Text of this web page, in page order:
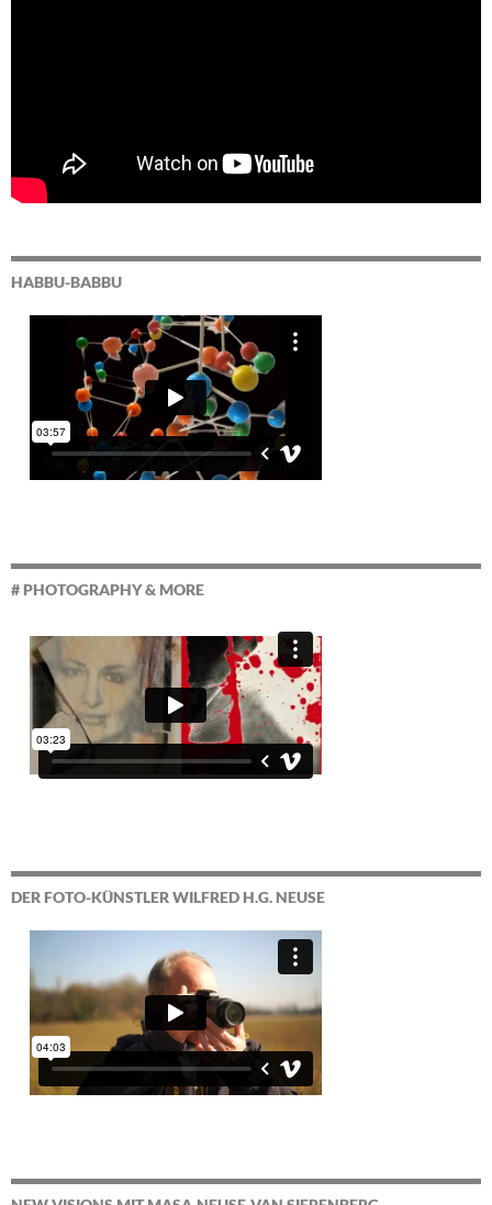
HABBU-BABBU
# PHOTOGRAPHY & MORE
DER FOTO-KÜNSTLER WILFRED H.G. NEUSE